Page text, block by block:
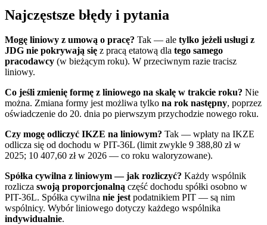
Najczęstsze błędy i pytania
Mogę liniowy z umową o pracę? Tak — ale tylko jeżeli usługi z
JDG nie pokrywają się z pracą etatową dla tego samego
pracodawcy (w bieżącym roku). W przeciwnym razie tracisz
liniowy.
Co jeśli zmienię formę z liniowego na skalę w trakcie roku? Nie
można. Zmiana formy jest możliwa tylko na rok następny, poprzez
oświadczenie do 20. dnia po pierwszym przychodzie nowego roku.
Czy mogę odliczyć IKZE na liniowym? Tak — wpłaty na IKZE
odlicza się od dochodu w PIT-36L (limit zwykle 9 388,80 zł w
2025; 10 407,60 zł w 2026 — co roku waloryzowane).
Spółka cywilna z liniowym — jak rozliczyć? Każdy wspólnik
rozlicza swoją proporcjonalną część dochodu spółki osobno w
PIT-36L. Spółka cywilna nie jestpodatnikiem PIT — są nim
wspólnicy. Wybór liniowego dotyczy każdego wspólnika
indywidualnie.